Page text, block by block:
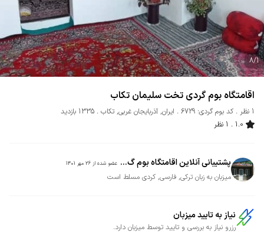
8/1
اقامتگاه بوم گردی تخت سلیمان تکاب
1 نظر کد بوم گردی: 6729 ایران, آذربایجان غربی, تکاب
1335 بازدید
1.0
1 نظر
پشتیبانی آنلاین اقامتگاه بوم گ... عضو شده از 26 مهر 1401
میزبان به زبان ترکی, فارسی, کردی مسلط است
نیاز به تایید میزبان
رزرو نیاز به بررسی و تایید توسط میزبان دارد.